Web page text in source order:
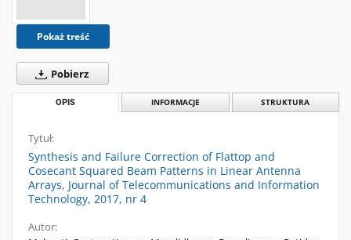
Pokaż treść
Pobierz
OPIS INFORMACJE STRUKTURA
Tytuł:
Synthesis and Failure Correction of Flattop and
Cosecant Squared Beam Patterns in Linear Antenna
Arrays, Journal of Telecommunications and Information
Technology, 2017, nr 4
Autor: